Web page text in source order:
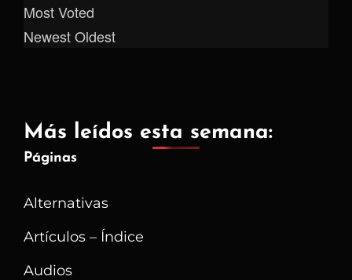
Most Voted
NewestOldest
Más leídos esta semana:
Páginas
Alternativas
Artículos – Índice
Audios